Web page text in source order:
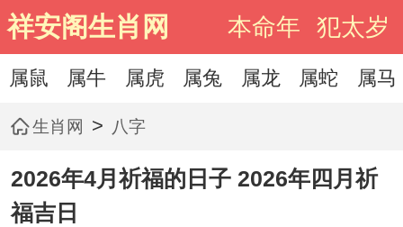
祥安阁生肖网 本命年 犯太岁
属鼠 属牛 属虎 属兔 属龙 属蛇 属马
生肖网 > 八字
2026年4月祈福的日子 2026年四月祈
福吉日